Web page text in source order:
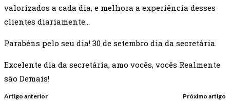
valorizados a cada dia, e melhora a experiência desses
clientes diariamente…
Parabéns pelo seu dia! 30 de setembro dia da secretária.
Excelente dia da secretária, amo vocês, vocês Realmente
são Demais!
Artigo anterior Próximo artigo